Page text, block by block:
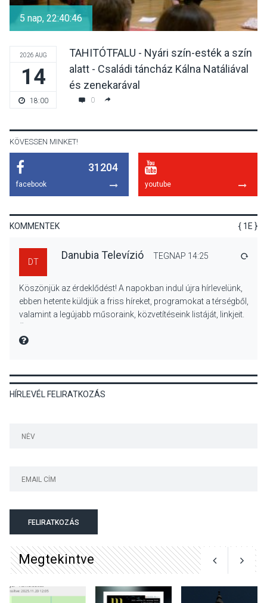
két nap a Duna élővilágának
Különleges csillagles lesz
Tahitótfaluban a Bodor
KULTÚRA 2026 AUG 06
Színek, közösség és
lesz a pilismaróti Duna-
Különleges nyári élményt
5 nap, 22:40:46
2026 AUG
14
18:00
TAHITÓTFALU - Nyári szín-esték a szín
alatt - Családi táncház Kálna Natáliával
és zenekarával
0
KÖVESSEN MINKET!
31204
facebook youtube
KOMMENTEK { 1E }
DT
Danubia Televízió TEGNAP 14:25
Köszönjük az érdeklődést! A napokban indul újra hírlevelünk,
ebben hetente küldjük a friss híreket, programokat a térségből,
valamint a legújabb műsoraink, közvetítéseink listáját, linkjeit.
MIRE MONDTA
HÍRLEVÉL FELIRATKOZÁS
FELIRATKOZÁS
Megtekintve